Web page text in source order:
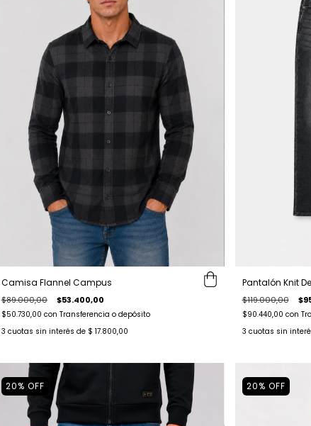
Camisa Flannel Campus
$89.000,00 $53.400,00
$50.730,00 con Transferencia o depósito
3 cuotas sin interés de $ 17.800,00
Pantalón Knit
$119.000,00
$90.440,00 con
3 cuotas sin
20% OFF 20% OFF